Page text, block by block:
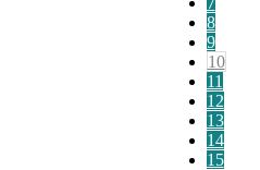
8
9
10
11
12
13
14
15